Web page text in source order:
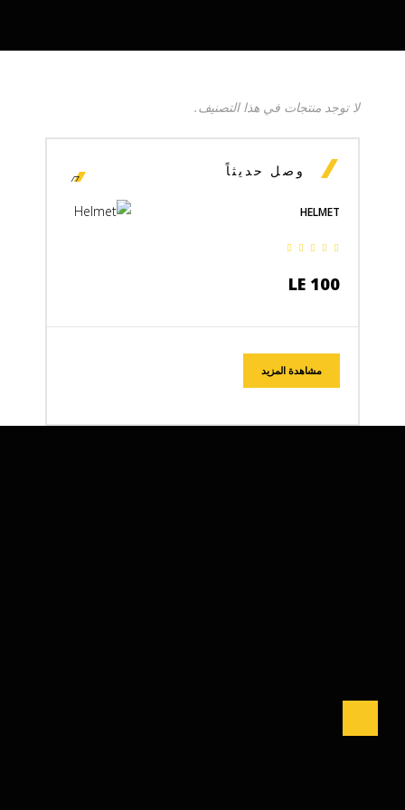
لا توجد منتجات في هذا التصنيف.
وصل حديثاً
HELMET
LE 100
مشاهدة المزيد